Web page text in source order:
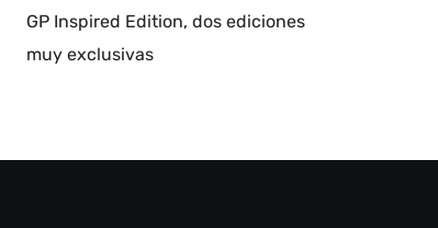
GP Inspired Edition, dos ediciones
muy exclusivas